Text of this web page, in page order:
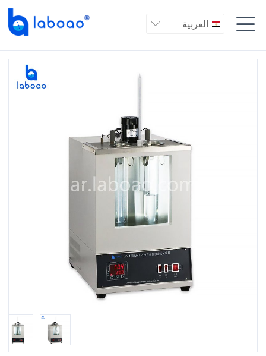
العربية  